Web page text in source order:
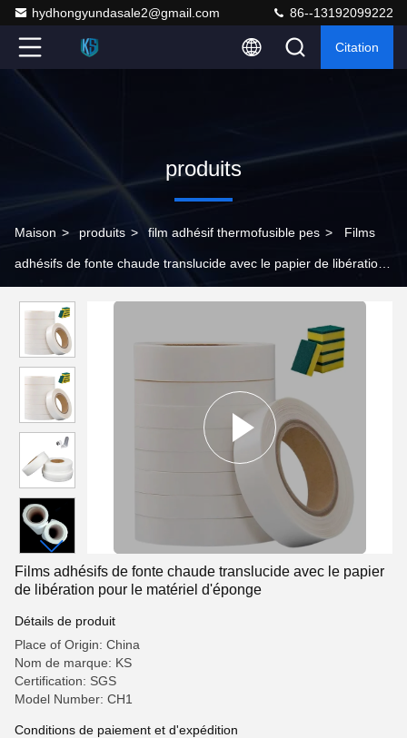
hydhongyundasale2@gmail.com 86--13192099222
Citation
produits
Maison > produits > film adhésif thermofusible pes > Films
adhésifs de fonte chaude translucide avec le papier de libération
Films adhésifs de fonte chaude translucide avec le papier
de libération pour le matériel d'éponge
Détails de produit
Place of Origin: China
Nom de marque: KS
Certification: SGS
Model Number: CH1
Conditions de paiement et d'expédition